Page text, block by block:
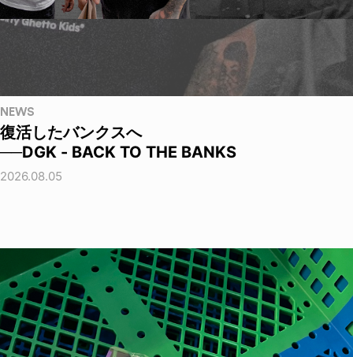
NEWS
復活したバンクスへ
──DGK - BACK TO THE BANKS
2026.08.05